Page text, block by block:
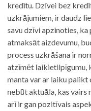
kredītu. Dzīvei bez
uzkrājumiem, ir daudz
savu dzīvi apzinoties, ka
atmaksāt aizdevumu,
process uzkrāšana ir
atzīmēt laikietilpīgumu,
manta var ar laiku palikt
nebūt aktuāla, kas vairs
arī ir gan pozitīvais